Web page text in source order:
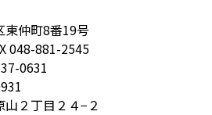
東仲町8番19号
048-881-2545
0631
２丁目２４−２